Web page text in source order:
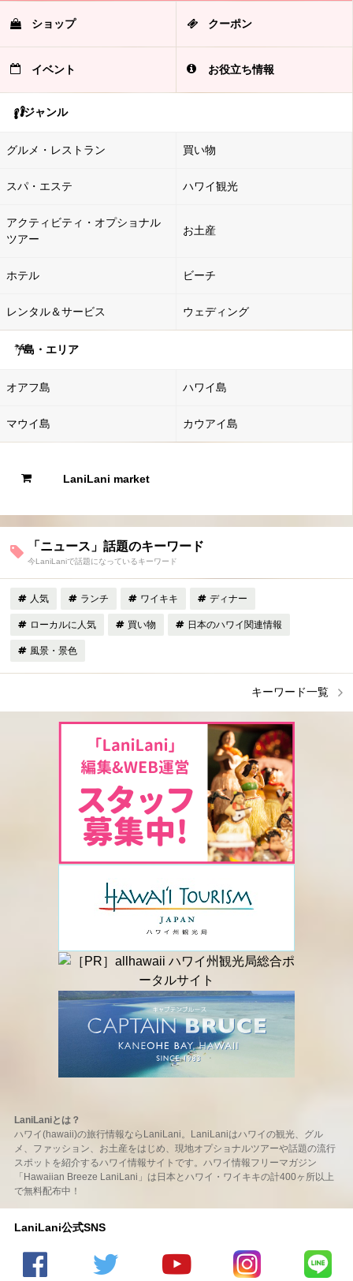
ショップ クーポン
イベント お役立ち情報
ジャンル
グルメ・レストラン 買い物
スパ・エステ ハワイ観光
アクティビティ・オプショナル
ツアー
お土産
ホテル ビーチ
レンタル＆サービス ウェディング
島・エリア
オアフ島 ハワイ島
マウイ島 カウアイ島
LaniLani market
「ニュース」話題のキーワード
今LaniLaniで話題になっているキーワード
人気 ランチ ワイキキ ディナー
ローカルに人気 買い物 日本のハワイ関連情報
風景・景色
キーワード一覧
LaniLaniとは？
ハワイ(hawaii)の旅行情報ならLaniLani。LaniLaniはハワイの観光、グル
メ、ファッション、お土産をはじめ、現地オプショナルツアーや話題の流行
スポットを紹介するハワイ情報サイトです。ハワイ情報フリーマガジン
「Hawaiian Breeze LaniLani」は日本とハワイ・ワイキキの計400ヶ所以上
で無料配布中！
LaniLani公式SNS